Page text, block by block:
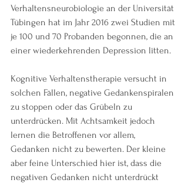
Verhaltensneurobiologie an der Universität
Tübingen hat im Jahr 2016 zwei Studien mit
je 100 und 70 Probanden begonnen, die an
einer wiederkehrenden Depression litten.
Kognitive Verhaltenstherapie versucht in
solchen Fällen, negative Gedankenspiralen
zu stoppen oder das Grübeln zu
unterdrücken. Mit Achtsamkeit jedoch
lernen die Betroffenen vor allem,
Gedanken nicht zu bewerten. Der kleine
aber feine Unterschied hier ist, dass die
negativen Gedanken nicht unterdrückt